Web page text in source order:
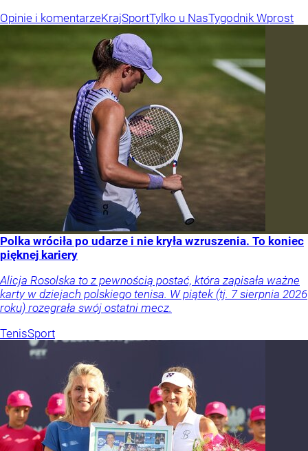
Opinie i komentarzeKrajSportTylko u NasTygodnik Wprost
Polka wróciła po udarze i nie kryła wzruszenia. To koniec
pięknej kariery
Alicja Rosolska to z pewnością postać, która zapisała ważne
karty w dziejach polskiego tenisa. W piątek (tj. 7 sierpnia 2026
roku) rozegrała swój ostatni mecz.
TenisSport